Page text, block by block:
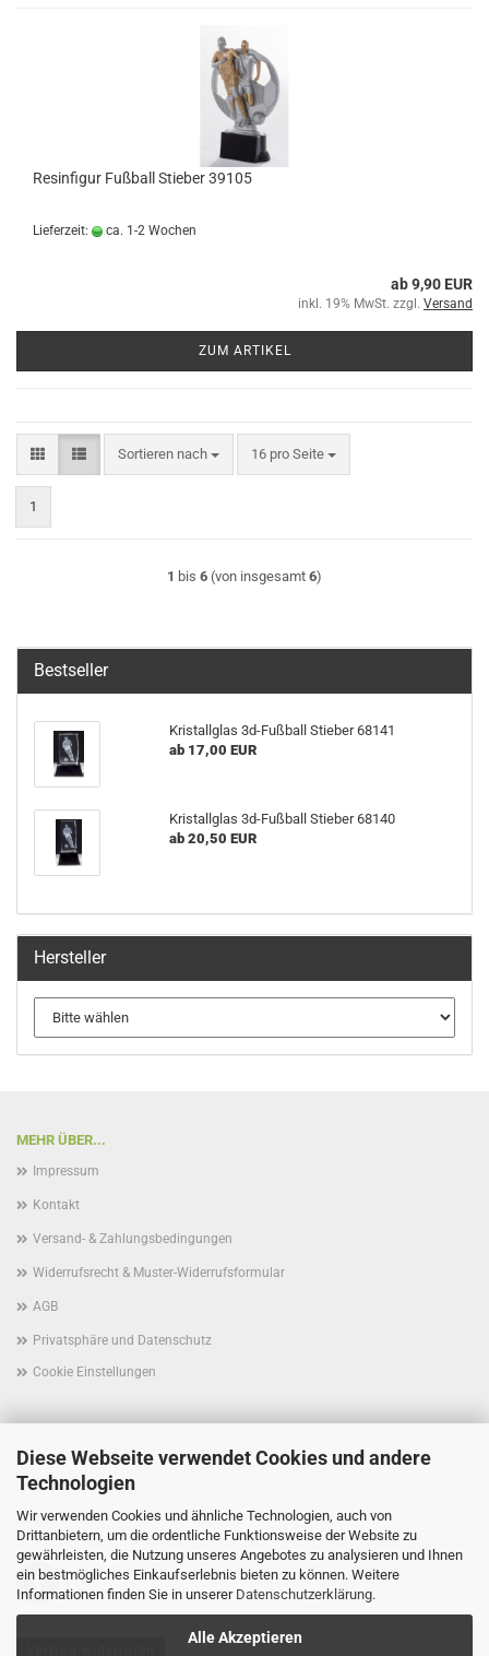
Diese Webseite verwendet Cookies und andere
Technologien
Wir verwenden Cookies und ähnliche Technologien, auch von
Drittanbietern, um die ordentliche Funktionsweise der Website zu
gewährleisten, die Nutzung unseres Angebotes zu analysieren und Ihnen
ein bestmögliches Einkaufserlebnis bieten zu können. Weitere
Informationen finden Sie in unserer Datenschutzerklärung.
Alle Akzeptieren
Resinfigur Fußball Stieber 39105
Lieferzeit: ca. 1-2 Wochen
ab 9,90 EUR
inkl. 19% MwSt. zzgl. Versand
ZUM ARTIKEL
Sortieren nach
Sortieren nach 16 pro Seite
pro Seite
1
1 bis 6 (von insgesamt 6)
Bestseller
Kristallglas 3d-Fußball Stieber 68141
ab 17,00 EUR
Kristallglas 3d-Fußball Stieber 68140
ab 20,50 EUR
Hersteller
MEHR ÜBER...
Impressum
Kontakt
Versand- & Zahlungsbedingungen
Widerrufsrecht & Muster-Widerrufsformular
AGB
Privatsphäre und Datenschutz
Cookie Einstellungen
Folgen Sie uns schon auf Facebook?